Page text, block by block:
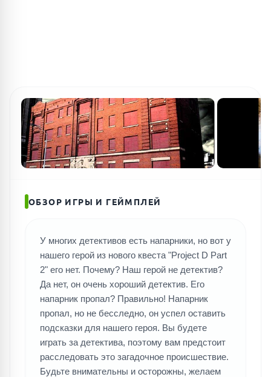
ПОИСК ИГР
ОБЗОР ИГРЫ И ГЕЙМПЛЕЙ
У многих детективов есть напарники, но вот у
нашего герой из нового квеста "Project D Part
2" его нет. Почему? Наш герой не детектив?
Да нет, он очень хороший детектив. Его
напарник пропал? Правильно! Напарник
пропал, но не бесследно, он успел оставить
подсказки для нашего героя. Вы будете
играть за детектива, поэтому вам предстоит
расследовать это загадочное происшествие.
Будьте внимательны и осторожны, желаем